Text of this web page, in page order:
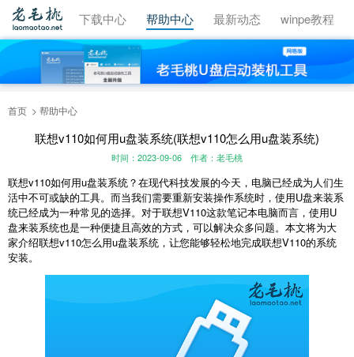
视频教程 下载中心 帮助中心 最新动态 winpe教程
首页 帮助中心
联想v110如何用u盘装系统(联想v110怎么用u盘装系统)
时间：2023-09-06 作者：老毛桃
联想v110如何用u盘装系统？在现代科技发展的今天，电脑已经成为人们生
活中不可或缺的工具。而当我们需要重新安装操作系统时，使用U盘来装系
统已经成为一种常见的选择。对于联想V110这款笔记本电脑而言，使用U
盘来装系统也是一种便捷且高效的方式，可以解决众多问题。本文将为大
家介绍联想v110怎么用u盘装系统，让您能够轻松地完成联想V110的系统
安装。